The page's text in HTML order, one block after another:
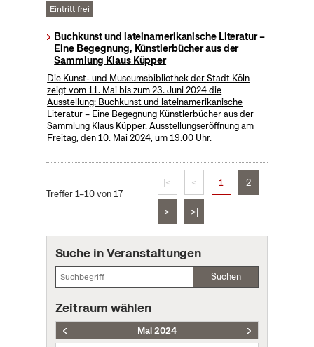
Eintritt frei
Buchkunst und lateinamerikanische Literatur –
Eine Begegnung, Künstlerbücher aus der
Sammlung Klaus Küpper
Die Kunst- und Museumsbibliothek der Stadt Köln
zeigt vom 11. Mai bis zum 23. Juni 2024 die
Ausstellung: Buchkunst und lateinamerikanische
Literatur – Eine Begegnung Künstlerbücher aus der
Sammlung Klaus Küpper. Ausstellungseröffnung am
Freitag, den 10. Mai 2024, um 19.00 Uhr.
Treffer 1–10 von 17
|< < 1 2
> >|
Suche in Veranstaltungen
Suchen
Zeitraum wählen
Mai 2024